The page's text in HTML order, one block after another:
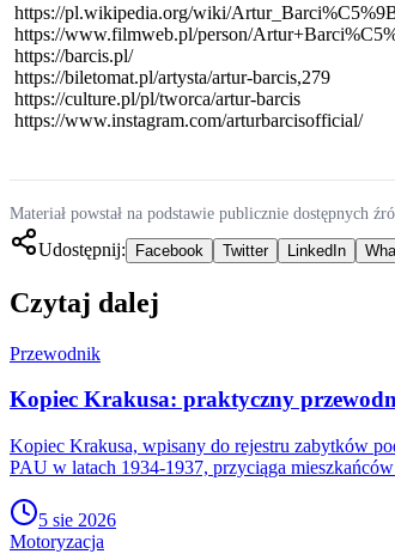
https://pl.wikipedia.org/wiki/
https://www.filmweb.pl/person/
https://barcis.pl/
https://biletomat.pl/artysta/artur-barcis,279
https://culture.pl/pl/tworca/artur-barcis
https://www.instagram.com/arturbarcisofficial/
Materiał powstał na podstawie publicznie dostępnych
Udostępnij: Facebook Twitter LinkedIn
Czytaj dalej
Przewodnik
Kopiec Krakusa: praktyczny
Kopiec Krakusa, wpisany do rejestru zabytków
PAU w latach 1934-1937, przyciąga
5 sie 2026
Motoryzacja